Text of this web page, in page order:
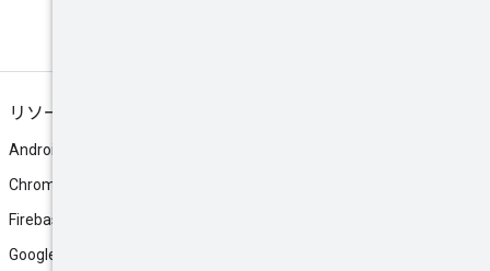
リソース
Android
Chrome
Firebase
Google AI Studio